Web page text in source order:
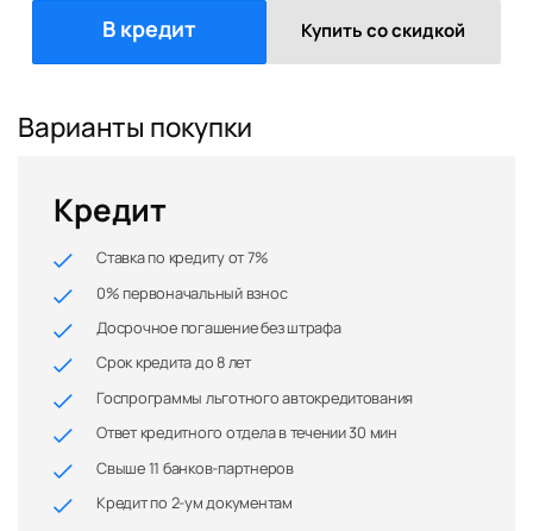
В кредит Купить со скидкой
Варианты покупки
Кредит
Ставка по кредиту от 7%
0% первоначальный взнос
Досрочное погашение без штрафа
Срок кредита до 8 лет
Госпрограммы льготного автокредитования
Ответ кредитного отдела в течении 30 мин
Свыше 11 банков-партнеров
Кредит по 2-ум документам